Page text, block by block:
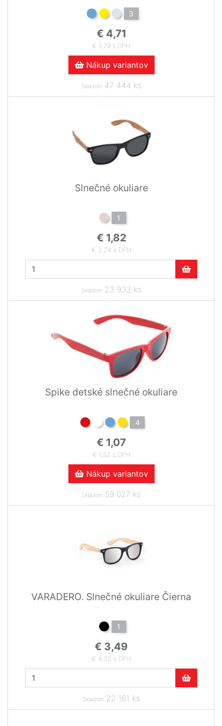
3
€ 4,71
€ 5,79 s DPH
Nákup variantov
Skladom47 444 ks
Slnečné okuliare
1
€ 1,82
€ 2,24 s DPH
Skladom23 933 ks
Spike detské slnečné okuliare
4
€ 1,07
€ 1,32 s DPH
Nákup variantov
Skladom 59 027 ks
VARADERO. Slnečné okuliare Čierna
1
€ 3,49
€ 4,30 s DPH
Skladom22 161 ks